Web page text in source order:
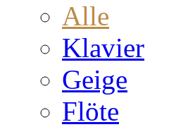
Alle
Klavier
Geige
Flöte